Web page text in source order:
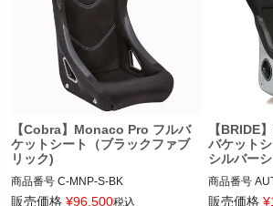
【Cobra】Monaco Pro フルバ
ケットシート（ブラックファブ
リック)
商品番号 C-MNP-S-BK
C_MNP-S-BK
販売価格 ¥96,500税込
【BRIDE
バケット
シルバー
商品番号
販売価格 ¥